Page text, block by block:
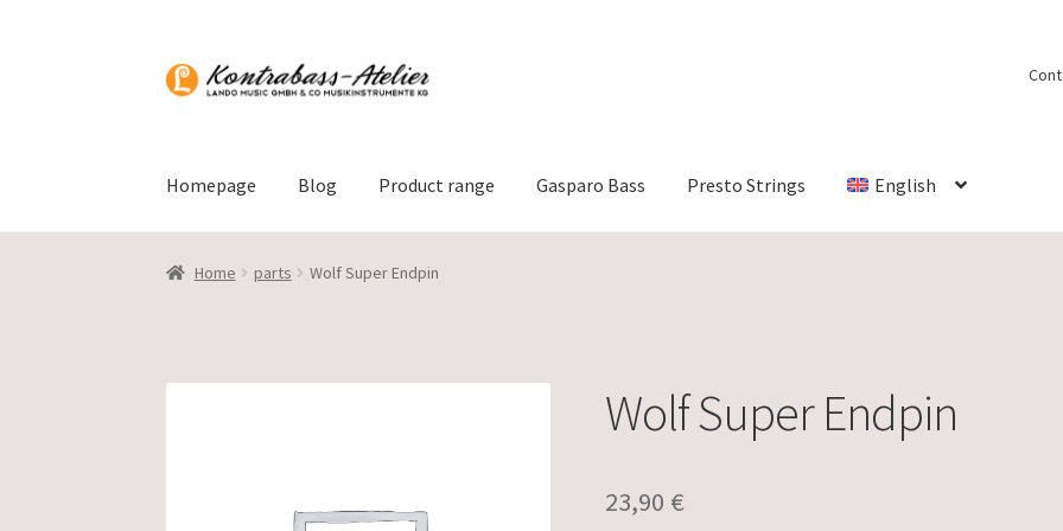
Skip
to
Skip
to
Homepage Blog Product range Gasparo Bass Presto Strings English
Home parts Wolf Super Endpin
Wolf Super Endpin
23,90 €